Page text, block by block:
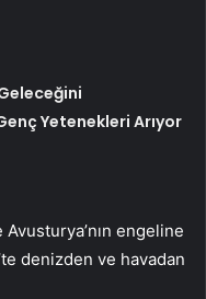
Yetenekleri Arıyor
engeline
denizden ve havadan